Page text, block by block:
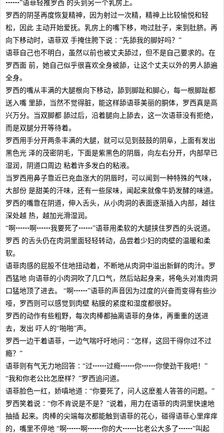
┅┅”语菲轻推罗西 的头到另一个乳房上。
罗西的阴茎再度恢复精神，因为射过一次精，精神上比较愉悦和轻
松，因此 主动开始爱抚。乳房上的嘴下移，吻过肚子，来到肚脐。再
向下移动时，语菲双 手掩住胯下说∶“先舔我的脚好吗？”
语菲自己也不明白，虽然以前也被丈夫舔过，但不是自己要求的。在
罗西面 前，她自己似乎很喜欢全身被舔，让这个丈夫以外的男人舔遍
全身。
罗西的嘴从丰满的大腿根向下移动，舔到脚趾和脚心，每一根脚趾都
送入嘴 里舔，当然不觉得脏，能这样舔语菲美丽的胴体，罗西真是高
兴万分。当双脚都 舔过后，沿着腿向上舔去，这一次语菲没有拒绝，
而是双腿分开等待着。
罗西用手分开两条丰满的大腿，就可以见到鼓鼓的阴阜，上面有发出
黑色光 泽的茂密阴毛，下面是紫黑色的阴唇，向左右分开，内部早已
湿润，阴道口周边 粘着许多发白的粘液。
当罗西用鼻子靠近已充血涨大的阴唇时，可以闻到一种特殊的气味，
大部份 是甜美的汗味，还有一些尿味，闻起来就像牛奶发酵的味道。
罗西的嘴靠在阴道，伸入舌头，从小肉洞的表面逐渐插入内部，越往
深处越 热，越加光滑湿润。
“啊┅┅啊┅┅我要死了┅┅”语菲用柔软的大腿挟住罗西的头说道。
罗西 的舌头仍在肉洞里面轻轻转动，品尝着少妇的肉壁的温暖和柔
软。
语菲肉感的屁股不住地扭动着，不断地从肉洞中溢出新鲜的肉汁。罗
西猛地 向语菲的小肉洞吹了几口气，然后站起身来，将龟头对准肉洞
口猛地顶了进去。 “啊┅┅”语菲的声音因为过度的兴奋而变得有些沙
哑，罗西则可以感觉到肉壁 粘膜的紧度和湿度都很好。
罗西的动作有些粗野，每次肉棒都抽离语菲的身体，再重重的送进
去，发出 吓人的“啪啪”声。
罗西一边干着语菲，一边气喘吁吁地问∶“怎样，这回干得你过不过
瘾？”
语菲则有气无力地回答∶“过┅┅过瘾┅┅你┅┅你使劲干我吧！”
“我和你老公比怎麽样？”罗西追问道。
语菲脸色一红，娇嗔地道∶“你要死了，问人这麽羞人答答的问题。”
罗西笑着说∶“你不肯说是不是？”说着，用力在语菲的肉洞里快速地
抽插 起来。肉棒的尖端每次都能触到语菲的花心，碰得语菲心里痒痒
的，嘴里不停地 “啊┅┅啊┅┅你的大┅┅比老公大多了┅┅”叫起